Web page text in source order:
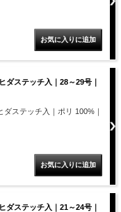
ダステッチ入｜28～29号｜
ステッチ入｜ポリ 100%｜
ダステッチ入｜21～24号｜